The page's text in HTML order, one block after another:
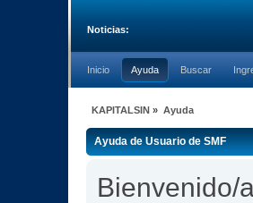
Noticias:
Inicio Ayuda Buscar
KAPITALSIN » Ayuda
Ayuda de Usuario de SMF
Bienvenido/